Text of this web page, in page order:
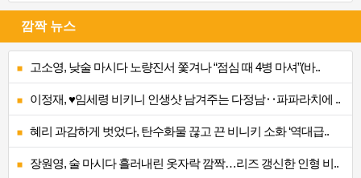
깜짝 뉴스
고소영, 낮술 마시다 노량진서 쫓겨나 “점심 때 4병 마셔”(바..
이정재, ♥임세령 비키니 인생샷 남겨주는 다정남‥파파라치에 ..
혜리 과감하게 벗었다, 탄수화물 끊고 끈 비니키 소화 ‘역대급..
장원영, 술 마시다 흘러내린 옷자락 깜짝…리즈 갱신한 인형 비..